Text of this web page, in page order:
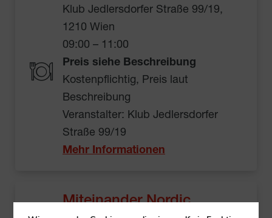
Klub Jedlersdorfer Straße 99/19,
1210 Wien
09:00 – 11:00
Preis siehe Beschreibung
Kostenpflichtig, Preis laut
Beschreibung
Veranstalter: Klub Jedlersdorfer
Straße 99/19
Mehr Informationen
Miteinander Nordic